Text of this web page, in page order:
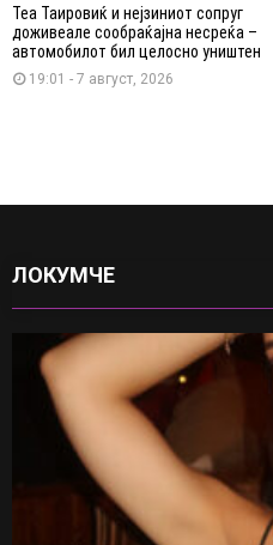
Теа Таировиќ и нејзиниот сопруг
доживеале сообраќајна несреќа –
автомобилот бил целосно уништен
19:01 - 7 август, 2026
ЛОКУМЧЕ